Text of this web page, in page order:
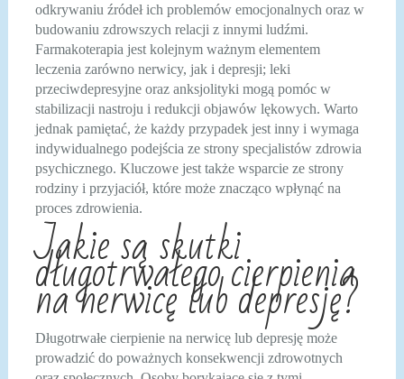
odkrywaniu źródeł ich problemów emocjonalnych oraz w
budowaniu zdrowszych relacji z innymi ludźmi.
Farmakoterapia jest kolejnym ważnym elementem
leczenia zarówno nerwicy, jak i depresji; leki
przeciwdepresyjne oraz anksjolityki mogą pomóc w
stabilizacji nastroju i redukcji objawów lękowych. Warto
jednak pamiętać, że każdy przypadek jest inny i wymaga
indywidualnego podejścia ze strony specjalistów zdrowia
psychicznego. Kluczowe jest także wsparcie ze strony
rodziny i przyjaciół, które może znacząco wpłynąć na
proces zdrowienia.
Jakie są skutki
długotrwałego cierpienia
na nerwicę lub depresję?
Długotrwałe cierpienie na nerwicę lub depresję może
prowadzić do poważnych konsekwencji zdrowotnych